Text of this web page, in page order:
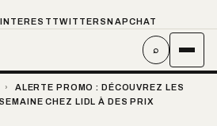
TWITTER SNAPCHAT
⌕
›
ALERTE PROMO : DÉCOUVREZ LES
CHEZ LIDL À DES PRIX